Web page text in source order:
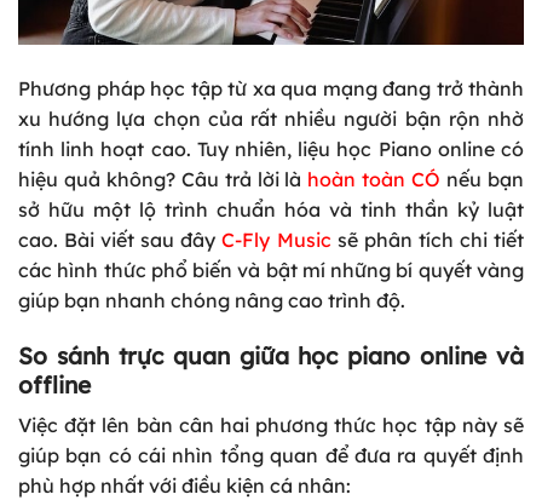
Phương pháp học tập từ xa qua mạng đang trở thành
xu hướng lựa chọn của rất nhiều người bận rộn nhờ
tính linh hoạt cao. Tuy nhiên, liệu học Piano online có
hiệu quả không? Câu trả lời là hoàn toàn CÓ nếu bạn
sở hữu một lộ trình chuẩn hóa và tinh thần kỷ luật
cao. Bài viết sau đâyC-Fly Music sẽ phân tích chi tiết
các hình thức phổ biến và bật mí những bí quyết vàng
giúp bạn nhanh chóng nâng cao trình độ.
So sánh trực quan giữa học piano online và
offline
Việc đặt lên bàn cân hai phương thức học tập này sẽ
giúp bạn có cái nhìn tổng quan để đưa ra quyết định
phù hợp nhất với điều kiện cá nhân: